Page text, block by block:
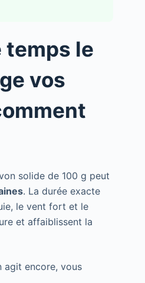
temps le
vos
solide de 100 g peut
. La durée exacte
le vent fort et le
et affaiblissent la
agit encore, vous